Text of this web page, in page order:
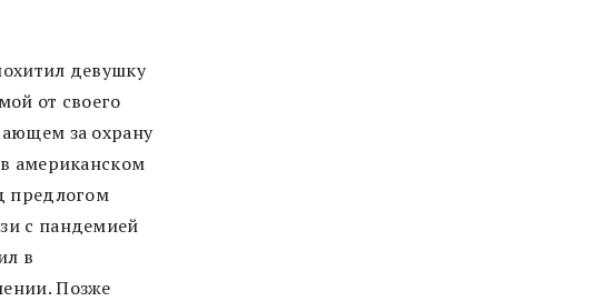
девушку
от своего
за охрану
американском
предлогом
с пандемией
в
Позже